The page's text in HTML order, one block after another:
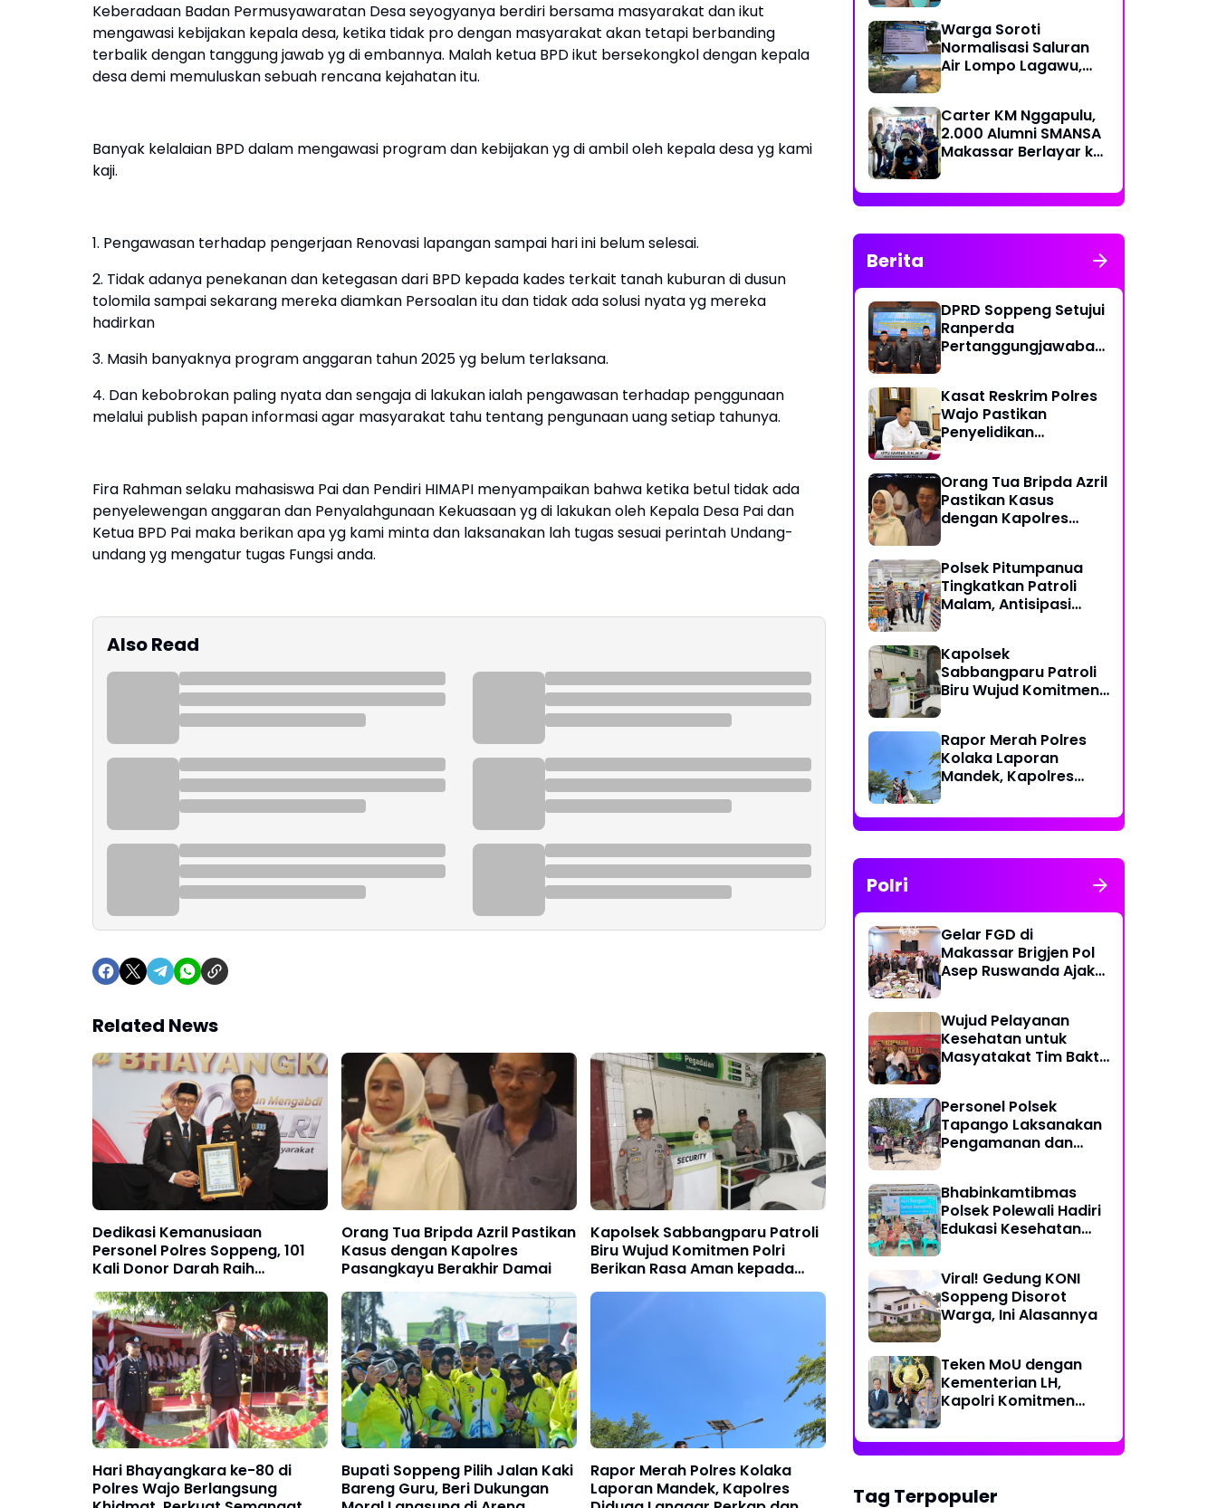
Keberadaan Badan Permusyawaratan Desa seyogyanya berdiri bersama masyarakat dan ikut
mengawasi kebijakan kepala desa, ketika tidak pro dengan masyarakat akan tetapi berbanding
terbalik dengan tanggung jawab yg di embannya. Malah ketua BPD ikut bersekongkol dengan kepala
desa demi memuluskan sebuah rencana kejahatan itu.
Banyak kelalaian BPD dalam mengawasi program dan kebijakan yg di ambil oleh kepala desa yg kami
kaji.
1. Pengawasan terhadap pengerjaan Renovasi lapangan sampai hari ini belum selesai.
2. Tidak adanya penekanan dan ketegasan dari BPD kepada kades terkait tanah kuburan di dusun
tolomila sampai sekarang mereka diamkan Persoalan itu dan tidak ada solusi nyata yg mereka
hadirkan
3. Masih banyaknya program anggaran tahun 2025 yg belum terlaksana.
4. Dan kebobrokan paling nyata dan sengaja di lakukan ialah pengawasan terhadap penggunaan
melalui publish papan informasi agar masyarakat tahu tentang pengunaan uang setiap tahunya.
Fira Rahman selaku mahasiswa Pai dan Pendiri HIMAPI menyampaikan bahwa ketika betul tidak ada
penyelewengan anggaran dan Penyalahgunaan Kekuasaan yg di lakukan oleh Kepala Desa Pai dan
Ketua BPD Pai maka berikan apa yg kami minta dan laksanakan lah tugas sesuai perintah Undang-
undang yg mengatur tugas Fungsi anda.
Also Read
Related News
Dedikasi Kemanusiaan
Personel Polres Soppeng, 101
Kali Donor Darah Raih
Diusulkan Terima Penghargaan
Presiden
Orang Tua Bripda Azril Pastikan
Kasus dengan Kapolres
Pasangkayu Berakhir Damai
Kapolsek Sabbangparu Patroli
Biru Wujud Komitmen Polri
Berikan Rasa Aman kepada
Hari Bhayangkara ke-80 di
Polres Wajo Berlangsung
Bupati Soppeng Pilih Jalan Kaki
Bareng Guru, Beri Dukungan
Rapor Merah Polres Kolaka
Laporan Mandek, Kapolres
Warga Soroti
Normalisasi Saluran
Air Lompo Lagawu,
Seimbang dengan
Hasil Pekerjaan
Carter KM Nggapulu,
2.000 Alumni SMANSA
Makassar Berlayar ke
Meriahkan Temu
Nasional IV di
Berita
DPRD Soppeng Setujui
Ranperda
Pertanggungjawaban
Kasat Reskrim Polres
Wajo Pastikan
Penyelidikan
Orang Tua Bripda Azril
Pastikan Kasus
dengan Kapolres
Polsek Pitumpanua
Tingkatkan Patroli
Malam, Antisipasi
Kriminalitas di
Wilayah Hukum
Kapolsek
Sabbangparu Patroli
Biru Wujud Komitmen
Masyarakat
Rapor Merah Polres
Kolaka Laporan
Mandek, Kapolres
Perkap dan Abaikan
Kepastian Hukum
Polri
Gelar FGD di
Makassar Brigjen Pol
Asep Ruswanda Ajak
Wujud Pelayanan
Kesehatan untuk
Masyatakat Tim Bakti
Perjalanan Ekstrem 10
Jam Demi Layani
Warga Desa Kopeang
Personel Polsek
Tapango Laksanakan
Pengamanan dan
Tradisional Pelitakan
Bhabinkamtibmas
Polsek Polewali Hadiri
Edukasi Kesehatan
Kelurahan Sulewatang
Viral! Gedung KONI
Soppeng Disorot
Warga, Ini Alasannya
Teken MoU dengan
Kementerian LH,
Kapolri Komitmen
Lingkungan Hidup Jadi
Lebih Baik
Tag Terpopuler